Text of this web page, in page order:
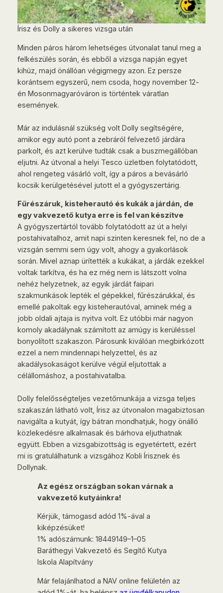
Írisz és Dolly a sikeres vizsga után
Minden páros három lehetséges útvonalat tanul meg a
felkészülés során, és ebből a vizsga napján egyet
kihúz, majd önállóan végigmegy azon. Ez persze
korántsem egyszerű, nem csoda, hogy november 12-
én Mosonmagyaróváron is történtek váratlan
események.
Már az indulásnál szükség volt Dolly segítségére,
amikor egy autó pont a zebráról felvezető járdára
parkolt, és azt kerülve tudták csak a buszmegállóban
eljutni. Az útvonal a helyi Tesco üzletben folytatódott,
ahol rengeteg vásárló volt, így a páros a bevásárló
kocsik kerülgetésével jutott el a gyógyszertárig.
Fűrészáruk, kisteherautó és kukák a járdán, de
egy vakvezető kutya erre is fel van készítve
A gyógyszertártól tovább folytatódott az út a helyi
postahivatalhoz, amit napi szinten keresnek fel, no de a
vizsgán semmi sem úgy volt, ahogy a gyakorlások
során. Mivel aznap ürítették a kukákat, a járdák ezekkel
voltak tarkítva, és ha ez még nem is látszott volna
nehéz helyzetnek, az egyik járdát faipari
szakmunkások lepték el gépekkel, fűrészárukkal, és
emellé pakoltak egy kisteherautóval, aminek még a
jobb oldali ajtaja is nyitva volt. Ez utóbbi már nagyon
komoly akadálynak számított az amúgy is kerüléssel
bonyolított szakaszon. Párosunk kiválóan megbirkózott
ezzel a nem mindennapi helyzettel, és az
akadálysokaságot kerülve végül eljutottak a
célállomáshoz, a postahivatalba.
Dolly felelősségteljes vezetőmunkája a vizsga teljes
szakaszán látható volt, Írisz az útvonalon magabiztosan
navigálta a kutyát, így bátran mondhatjuk, hogy önálló
közlekedésre alkalmasak és bárhova eljuthatnak
együtt. Ebben a vizsgabizottság is egyetértett, ezért
mi is gratulálhatunk a vizsgához Kobli Írisznek és
Dollynak.
Az egész országban sokan várnak a
vakvezető kutyáinkra!
Kérjük, támogasd adód 1%-ával a
kiképzésüket!
1% adószámunk: 18449149–1–05
Baráthegyi Vakvezető és Segítő Kutya
Iskola Alapítvány
Már felajánlhatod a NAV online felületén az